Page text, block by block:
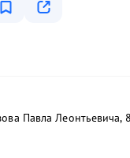
Павла Леонтьевича,